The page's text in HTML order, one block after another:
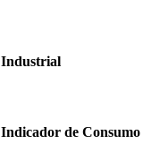
Industrial
Indicador de Consumo